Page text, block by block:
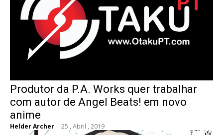
Produtor da P.A. Works quer trabalhar
com autor de Angel Beats! em novo
anime
Helder Archer - 25 , Abril , 2019